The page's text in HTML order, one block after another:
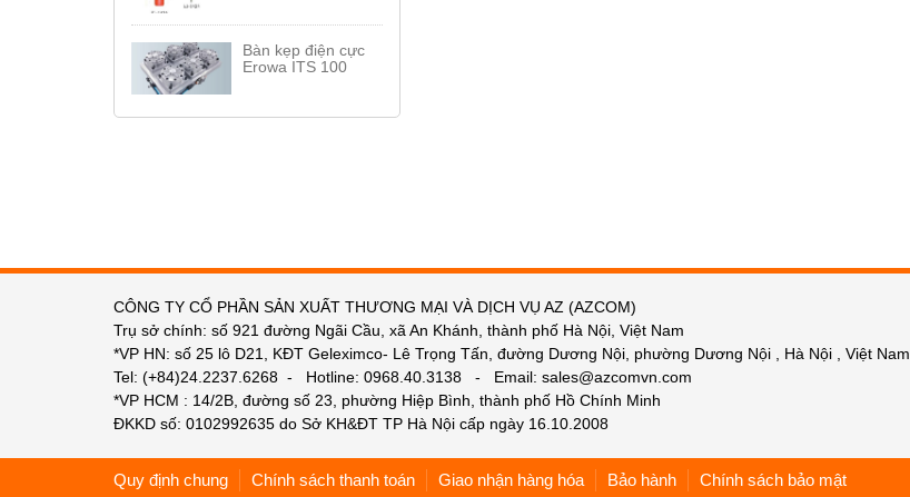
Bàn kẹp điện cực
Erowa ITS 100
CÔNG TY CỔ PHẦN SẢN XUẤT THƯƠNG MẠI VÀ DỊCH VỤ AZ (AZCOM)
Trụ sở chính: số 921 đường Ngãi Cầu, xã An Khánh, thành phố Hà Nội, Việt Nam
*VP HN: số 25 lô D21, KĐT Geleximco- Lê Trọng Tấn, đường Dương Nội, phường Dương Nội , Hà Nội , Việt Nam
Tel: (+84)24.2237.6268 - Hotline: 0968.40.3138 - Email: sales@azcomvn.com
*VP HCM : 14/2B, đường số 23, phường Hiệp Bình, thành phố Hồ Chính Minh
ĐKKD số: 0102992635 do Sở KH&ĐT TP Hà Nội cấp ngày 16.10.2008
Quy định chung Chính sách thanh toán Giao nhận hàng hóa Bảo hành Chính sách bảo mật